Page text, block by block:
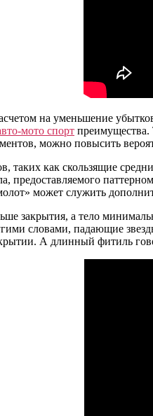
на уменьшение
мото спорт преимущества.
можно повысить
таких как скользящие
предоставляемого
может служить
закрытия, а тело
словами, падающие
А длинный фитиль